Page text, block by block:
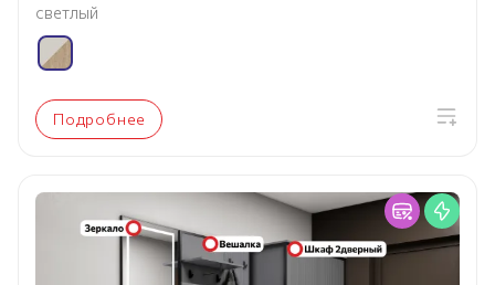
светлый
Подробнее